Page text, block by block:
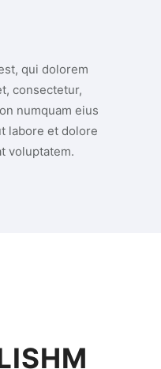
qui dolorem
consectetur,
numquam eius
labore et dolore
voluptatem.